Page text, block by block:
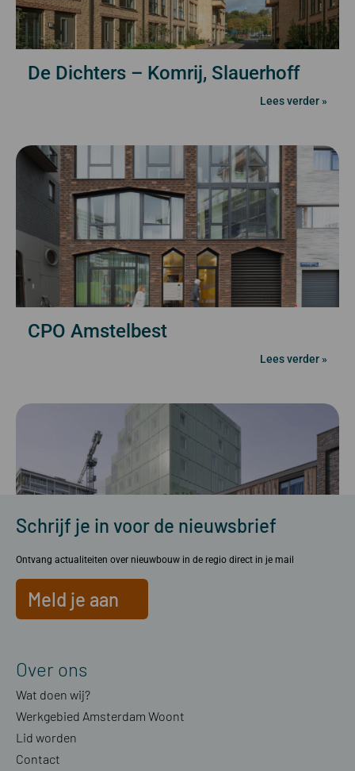
De Dichters – Komrij, Slauerhoff
Lees verder »
CPO Amstelbest
Lees verder »
Go Buiksloterham
Schrijf je in voor de nieuwsbrief
Ontvang actualiteiten over nieuwbouw in de regio direct in je mail
Meld je aan
Over ons
Wat doen wij?
Werkgebied Amsterdam Woont
Lid worden
Contact